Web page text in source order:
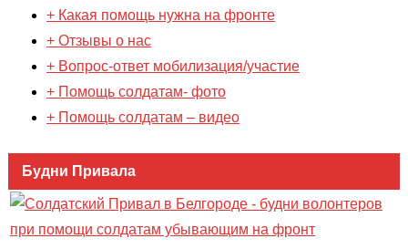
+ Какая помощь нужна на фронте
+ Отзывы о нас
+ Вопрос-ответ мобилизация/участие
+ Помощь солдатам- фото
+ Помощь солдатам – видео
Будни Привала